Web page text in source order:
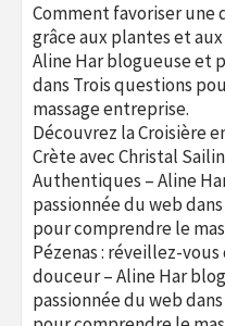
Comment favoriser une
grâce aux plantes et
Aline Har blogueuse et
dans Trois questions
massage entreprise.
Découvrez la Croisière
Crète avec Christal
Authentiques – Aline
passionnée du webdans
pour comprendre le
Pézenas : réveillez-
douceur – Aline Har
passionnée du webdans